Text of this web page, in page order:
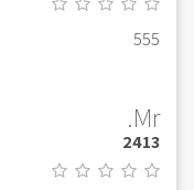
555
Mr.
2413